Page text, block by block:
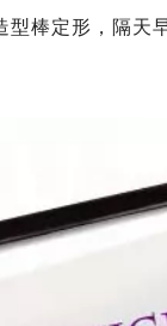
棒定形，隔天